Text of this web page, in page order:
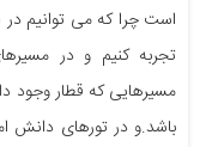
است چرا که می توانیم
تجربه کنیم و در
مسیرهایی که قطار وجود
باشد.و در تورهای دانش